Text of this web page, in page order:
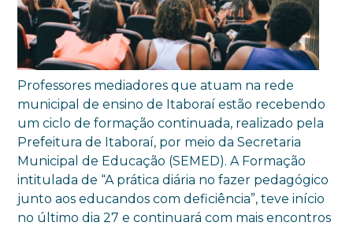
Professores mediadores que atuam na rede
municipal de ensino de Itaboraí estão recebendo
um ciclo de formação continuada, realizado pela
Prefeitura de Itaboraí, por meio da Secretaria
Municipal de Educação (SEMED). A Formação
intitulada de “A prática diária no fazer pedagógico
junto aos educandos com deficiência”, teve início
no último dia 27 e continuará com mais encontros